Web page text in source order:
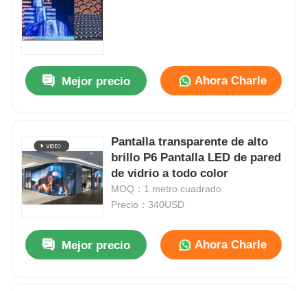
Mejor precio Ahora Charle
Pantalla transparente de alto
brillo P6 Pantalla LED de pared
de vidrio a todo color
MOQ：1 metro cuadrado
Precio：340USD
Mejor precio Ahora Charle